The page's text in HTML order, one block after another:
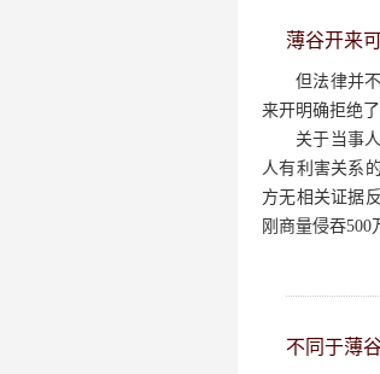
薄谷开来
但法律并
来开明确拒绝
关于当事
人有利害关系
方无相关证据
刚商量侵吞500
不同于薄